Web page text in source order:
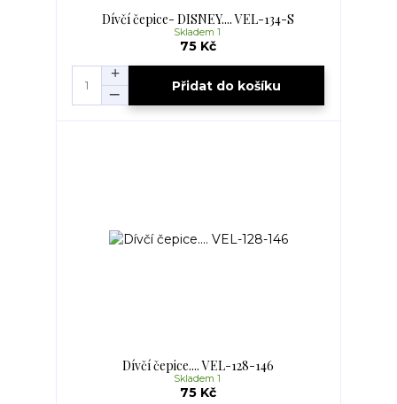
Dívčí čepice- DISNEY.... VEL-134-S
75 Kč
Skladem 1
Přidat do košíku
Dívčí čepice.... VEL-128-146
75 Kč
Skladem 1